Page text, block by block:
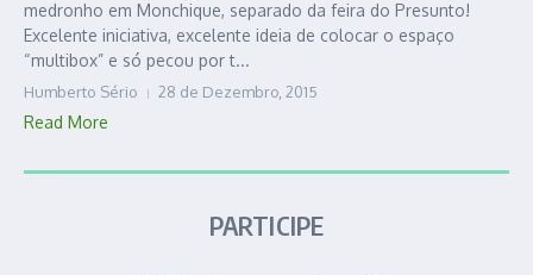
medronho em Monchique, separado da feira do Presunto!
Excelente iniciativa, excelente ideia de colocar o espaço
“multibox” e só pecou por t...
Humberto Sério 28 de Dezembro, 2015
Read More
PARTICIPE